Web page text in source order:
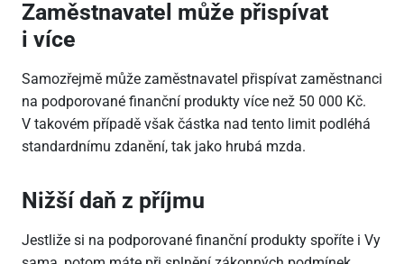
Zaměstnavatel může přispívat
i více
Samozřejmě může zaměstnavatel přispívat zaměstnanci
na podporované finanční produkty více než 50 000 Kč.
V takovém případě však částka nad tento limit podléhá
standardnímu zdanění, tak jako hrubá mzda.
Nižší daň z příjmu
Jestliže si na podporované finanční produkty spoříte i Vy